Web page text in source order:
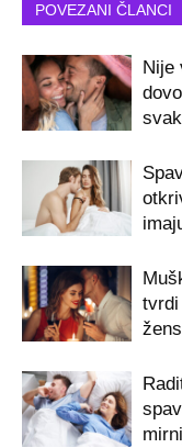
POVEZANI ČLANCI
Nije
tvrdi